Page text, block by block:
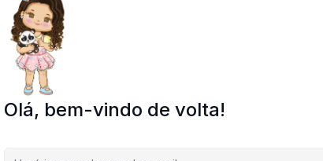
Olá, bem-vindo de volta!